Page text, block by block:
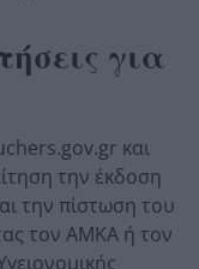
για
και
την έκδοση
την πίστωση του
τον ΑΜΚΑ ή τον